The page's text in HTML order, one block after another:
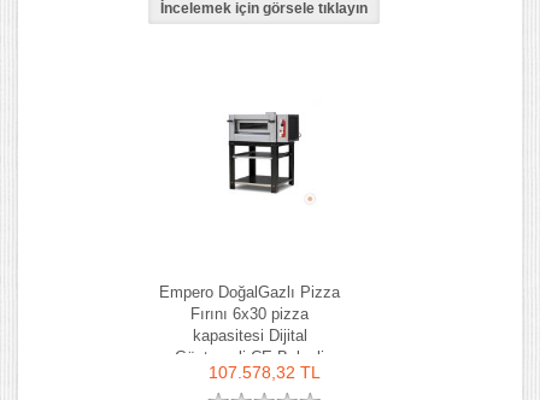
Empero DoğalGazlı Pizza
Fırını 6x30 pizza
kapasitesi Dijital
Göstergeli CE Belgeli
107.578,32 TL